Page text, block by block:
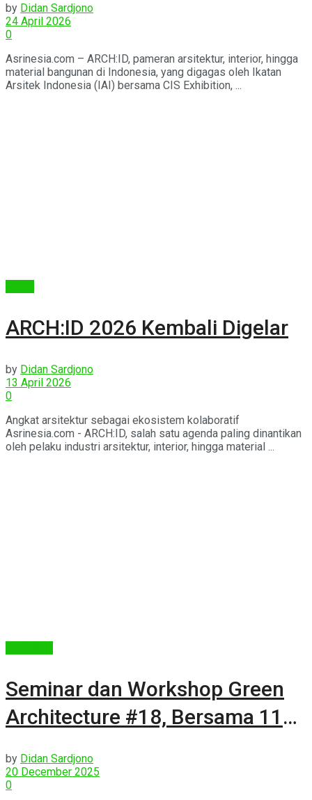
by Didan Sardjono
24 April 2026
0
Asrinesia.com – ARCH:ID, pameran arsitektur, interior, hingga
material bangunan di Indonesia, yang digagas oleh Ikatan
Arsitek Indonesia (IAI) bersama CIS Exhibition, ...
ARCH:ID 2026 Kembali Digelar
by Didan Sardjono
13 April 2026
0
Angkat arsitektur sebagai ekosistem kolaboratif
Asrinesia.com - ARCH:ID, salah satu agenda paling dinantikan
oleh pelaku industri arsitektur, interior, hingga material ...
Seminar dan Workshop Green
Architecture #18, Bersama 11
by Didan Sardjono
20 December 2025
0